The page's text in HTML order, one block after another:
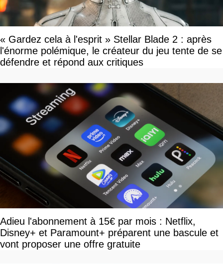
« Gardez cela à l'esprit » Stellar Blade 2 : après
l'énorme polémique, le créateur du jeu tente de se
défendre et répond aux critiques
Adieu l'abonnement à 15€ par mois : Netflix,
Disney+ et Paramount+ préparent une bascule et
vont proposer une offre gratuite